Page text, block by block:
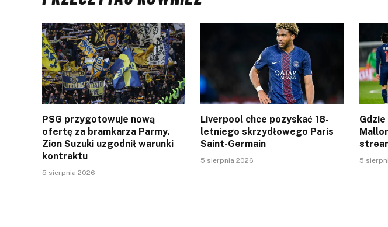
PSG przygotowuje nową
ofertę za bramkarza Parmy.
Zion Suzuki uzgodnił warunki
kontraktu
5 sierpnia 2026
Liverpool chce pozyskać 18-
letniego skrzydłowego Paris
Saint-Germain
5 sierpnia 2026 5